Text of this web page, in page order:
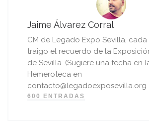
Jaime Álvarez Corral
CM de Legado Expo Sevilla, cada
traigo el recuerdo de la
de Sevilla. (Sugiere una fecha en
Hemeroteca en
contacto@legadoexposevilla.org
600 ENTRADAS